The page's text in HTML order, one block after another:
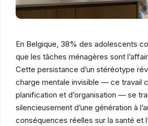
En Belgique, 38% des adolescents
que les tâches ménagères sont
Cette persistance d’un stéréotype
charge mentale invisible — ce travail
planification et d’organisation — se
silencieusement d’une génération à
conséquences réelles sur la santé et